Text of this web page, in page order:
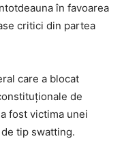
în favoarea
critici din partea
care a blocat
de
fost victima unei
tip swatting.